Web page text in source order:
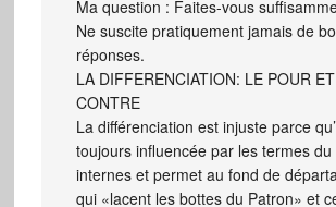
Ma question : Faites-vous
Ne suscite pratiquement jamais de
réponses.
LA DIFFERENCIATION: LE POUR
CONTRE
La différenciation est injuste parce
toujours influencée par les termes
internes et permet au fond de
qui «lacent les bottes du Patron» et